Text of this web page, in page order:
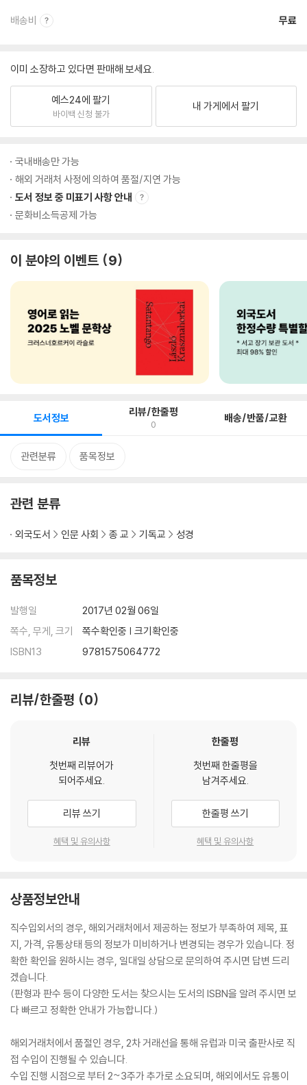
배송비 무료
이미 소장하고 있다면 판매해 보세요.
예스24에 팔기
바이백 신청 불가
내 가게에서 팔기
국내배송만 가능
해외 거래처 사정에 의하여 품절/지연 가능
도서 정보 중 미표기 사항 안내
문화비소득공제 가능
이 분야의 이벤트 9
도서정보 리뷰/한줄평
0 배송/반품/교환
관련분류 품목정보
관련 분류
외국도서 인문 사회 종 교 기독교 성경
품목정보
발행일
2017년 02월 06일
쪽수, 무게, 크기
쪽수확인중 | 크기확인중
ISBN13
9781575064772
리뷰/한줄평 0
리뷰
첫번째 리뷰어가
되어주세요.
리뷰 쓰기
혜택 및 유의사항
한줄평
첫번째 한줄평을
남겨주세요.
한줄평 쓰기
혜택 및 유의사항
상품정보안내
직수입외서의 경우, 해외거래처에서 제공하는 정보가 부족하여 제목, 표
지, 가격, 유통상태 등의 정보가 미비하거나 변경되는 경우가 있습니다. 정
확한 확인을 원하시는 경우, 일대일 상담으로 문의하여 주시면 답변 드리
겠습니다.
(판형과 판수 등이 다양한 도서는 찾으시는 도서의 ISBN을 알려 주시면 보
다 빠르고 정확한 안내가 가능합니다.)
해외거래처에서 품절인 경우, 2차 거래선을 통해 유럽과 미국 출판사로 직
접 수입이 진행될 수 있습니다.
수입 진행 시점으로 부터 2~3주가 추가로 소요되며, 해외에서도 유통이